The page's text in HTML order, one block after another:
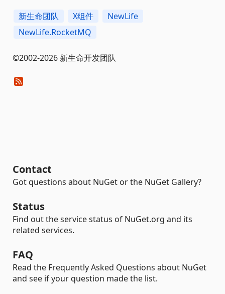
新生命团队 X组件
NewLife
NewLife.RocketMQ
©2002-2026 新生命开发团队
Contact
Got questions about NuGet or the NuGet Gallery?
Status
Find out the service status of NuGet.org and its
related services.
FAQ
Read the Frequently Asked Questions about NuGet
and see if your question made the list.